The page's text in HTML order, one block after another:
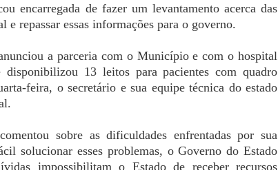
encarregada de fazer um levantamento acerca das
e repassar essas informações para o governo.
a parceria com o Município e com o hospital
13 leitos para pacientes com quadro
feira, o secretário e sua equipe técnica do estado
sobre as dificuldades enfrentadas por sua
solucionar esses problemas, o Governo do Estado
impossibilitam o Estado de receber recursos